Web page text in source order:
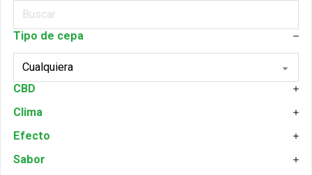
Buscar ...
Tipo de cepa
CBD
Clima
Efecto
Sabor